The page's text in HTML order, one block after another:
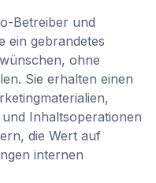
Betreiber und
ein gebrandetes
ohne
Sie erhalten einen
Inhaltsoperationen
die Wert auf
internen